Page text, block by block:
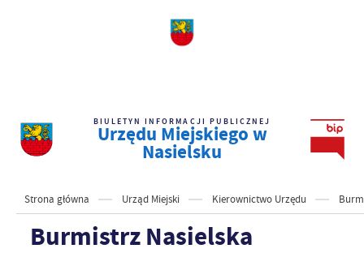
BIULETYN INFORMACJI PUBLICZNEJ
Urzędu Miejskiego w
Nasielsku
Strona główna Urząd Miejski Kierownictwo Urzędu
Burmistrz Nasielska